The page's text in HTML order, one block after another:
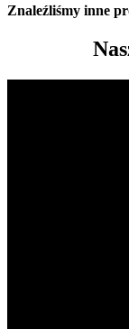
Znaleźliśmy inne